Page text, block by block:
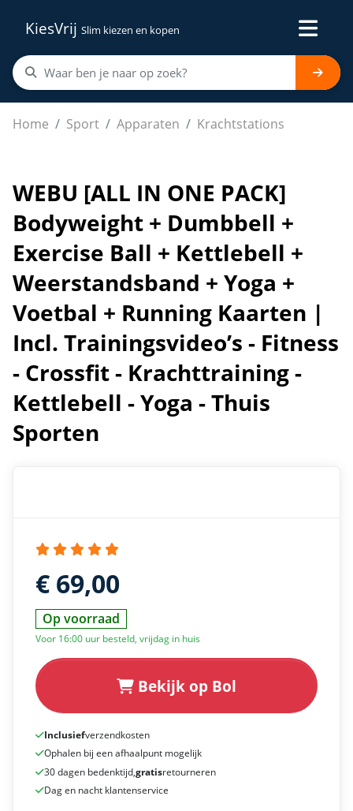
KiesVrij Slim kiezen en kopen
Home Sport Apparaten Krachtstations
WEBU [ALL IN ONE PACK] Bodyweight + Dumbbell +
WEBU [ALL IN ONE PACK]
Bodyweight + Dumbbell +
Exercise Ball + Kettlebell +
Weerstandsband + Yoga +
Voetbal + Running Kaarten |
Incl. Trainingsvideo’s - Fitness
- Crossfit - Krachttraining -
Kettlebell - Yoga - Thuis
Sporten
€ 69,00
Op voorraad
Voor 16:00 uur besteld, vrijdag in huis
Bekijk op Bol
Inclusiefverzendkosten
Ophalen bij een afhaalpunt mogelijk
30 dagen bedenktijd,gratisretourneren
Dag en nacht klantenservice